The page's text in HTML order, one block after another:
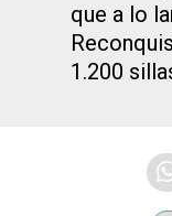
que a lo
1.200